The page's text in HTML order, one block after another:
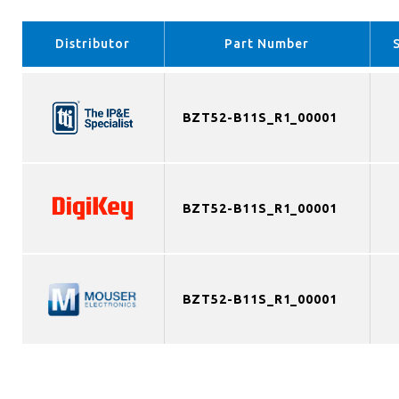
Distributor Part Number
BZT52-B11S_R1_00001
BZT52-B11S_R1_00001
BZT52-B11S_R1_00001